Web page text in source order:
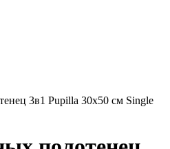
3в1 Pupilla 30х50 см Single